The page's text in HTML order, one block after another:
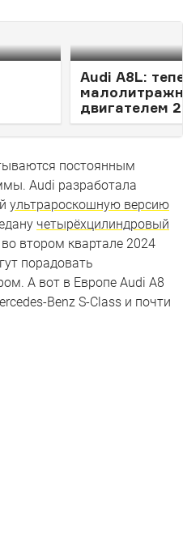
Audi A8L:
двигателем
постоянным
Audi разработала
ультрароскошную версию
четырёхцилиндровый
во втором квартале 2024
порадовать
А вот в Европе Audi A8
Benz S-Class и почти